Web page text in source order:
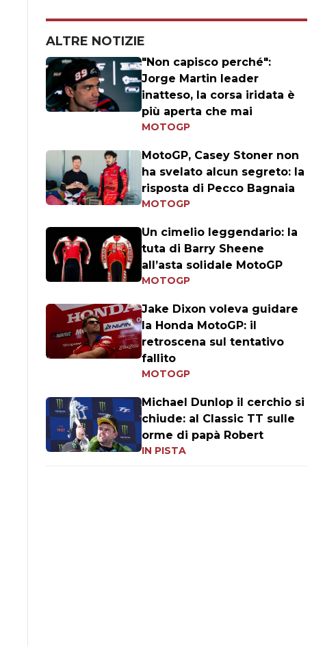
ALTRE NOTIZIE
"Non capisco perché":
Jorge Martin leader
inatteso, la corsa iridata è
più aperta che mai
MOTOGP
MotoGP, Casey Stoner non
ha svelato alcun segreto: la
risposta di Pecco Bagnaia
MOTOGP
Un cimelio leggendario: la
tuta di Barry Sheene
all’asta solidale MotoGP
MOTOGP
Jake Dixon voleva guidare
la Honda MotoGP: il
retroscena sul tentativo
fallito
MOTOGP
Michael Dunlop il cerchio si
chiude: al Classic TT sulle
orme di papà Robert
IN PISTA